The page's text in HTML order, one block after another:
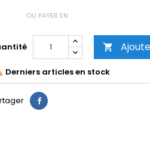
OU PAYER EN

Derniers articles en stock